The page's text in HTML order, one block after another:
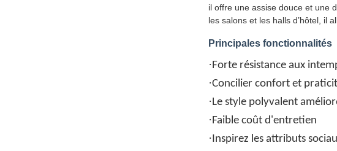
il offre une assise douce et une
les salons et les halls d’hôtel, il
Principales fonctionnalités
·Forte résistance aux
·Concilier confort et
·Le style polyvalent
·Faible coût d'entretien
·Inspirez les attributs